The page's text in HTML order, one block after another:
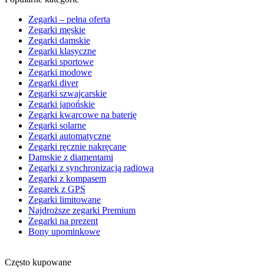
Zegarki – pełna oferta
Zegarki męskie
Zegarki damskie
Zegarki klasyczne
Zegarki sportowe
Zegarki modowe
Zegarki diver
Zegarki szwajcarskie
Zegarki japońskie
Zegarki kwarcowe na baterię
Zegarki solarne
Zegarki automatyczne
Zegarki ręcznie nakręcane
Damskie z diamentami
Zegarki z synchronizacją radiową
Zegarki z kompasem
Zegarek z GPS
Zegarki limitowane
Najdroższe zegarki Premium
Zegarki na prezent
Bony upominkowe
Często kupowane